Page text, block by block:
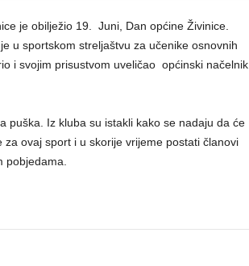
je obilježio 19. Juni, Dan općine Živinice.
u sportskom streljaštvu za učenike osnovnih
i svojim prisustvom uveličao općinski načelnik
puška. Iz kluba su istakli kako se nadaju da će
ovaj sport i u skorije vrijeme postati članovi
pobjedama.